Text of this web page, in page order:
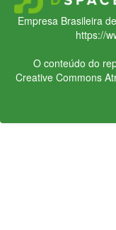
Empresa Brasileira
https://
O conteúdo do
Creative Commons